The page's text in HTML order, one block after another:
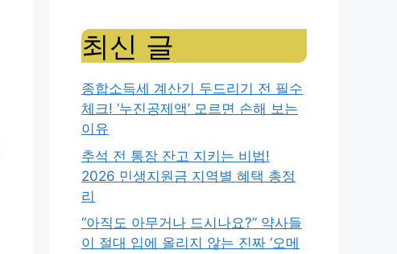
최신 글
종합소득세 계산기 두드리기 전 필수
체크! ‘누진공제액’ 모르면 손해 보는
이유
추석 전 통장 잔고 지키는 비법!
2026 민생지원금 지역별 혜택 총정
리
“아직도 아무거나 드시나요?” 약사들
이 절대 입에 올리지 않는 진짜 ‘오메